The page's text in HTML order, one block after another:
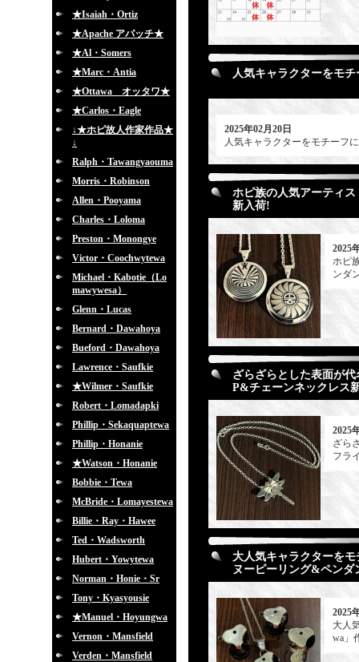
★Isaiah・Ortiz
★Apache アパッチ★
★Al・Somers
★Marc・Antia
★Ottawa オッタワ★
★Carlos・Eagle
↓★ホピ故人作家作品★
↓
Ralph・Tawangyaouma
Morris・Robinson
Allen・Pooyama
Charles・Loloma
Preston・Monongye
Victor・Coochwytewa
Michael・Kabotie（Lo
mawywesa）
Glenn・Lucas
Bernard・Dawahoya
Bueford・Dawahoya
Lawrence・Saufkie
★Wilmer・Saufkie
Robert・Lomadapki
Phillip・Sekaquaptewa
Phillip・Honanie
★Watson・Honanie
Bobbie・Tewa
McBride・Lomayestewa
Billie・Ray・Hawee
Ted・Wadsworth
Hubert・Yowytewa
Norman・Honie・Sr
Tony・Kyasyousie
★Manuel・Hoyungwa
Vernon・Mansfield
Verden・Mansfield
人気キャラクターをモ
2025年02月20日
人気キャラクターをモチーフ
ホピ族の人気アーティ
新入荷!
2025
ホピ
ンダ
ざらざらとした表面が
P&チェーンネックレス
2025
ざら
フラ
大人気キャラクターを
ヌーピーリング&ペンダ
2025
大人
wa」